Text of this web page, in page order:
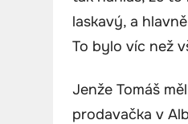
laskavý, a
To bylo víc než
Jenže Tomáš
prodavačka v